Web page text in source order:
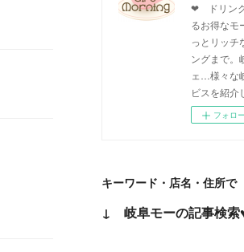
❤ ドリン
るお得なモ
っとリッチ
ングまで。
ェ…様々な
ビスを紹介
フォロー
キーワード・店名・住所で
↓ 岐阜モーの記事検索